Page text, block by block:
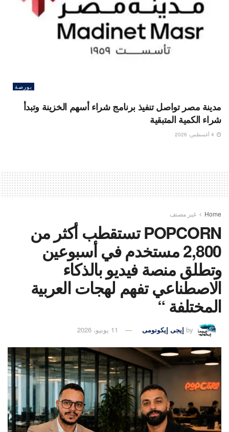
بورصة
مدينة مصر تواصل تنفيذ برنامج شراء أسهم الخزينة وتبدأ
شراء الكمية المتبقية
Home غير مصنف
POPCORN تستقطب أكثر من
2,800 مستخدم في أسبوعين
وتطلق منصة فيديو بالذكاء
الاصطناعي تفهم لهجات العربية
المختلفة “
by إيجى إيكونومى 11 يونيو، 2026